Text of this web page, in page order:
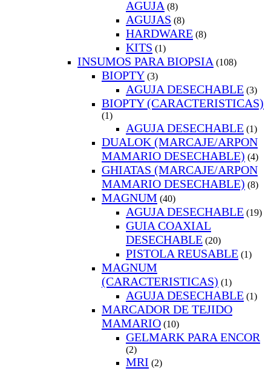
AGUJA (8)
AGUJAS (8)
HARDWARE (8)
KITS (1)
INSUMOS PARA BIOPSIA (108)
BIOPTY (3)
AGUJA DESECHABLE (3)
BIOPTY (CARACTERISTICAS)
(1)
AGUJA DESECHABLE (1)
DUALOK (MARCAJE/ARPON
MAMARIO DESECHABLE) (4)
GHIATAS (MARCAJE/ARPON
MAMARIO DESECHABLE) (8)
MAGNUM (40)
AGUJA DESECHABLE (19)
GUIA COAXIAL
DESECHABLE (20)
PISTOLA REUSABLE (1)
MAGNUM
(CARACTERISTICAS) (1)
AGUJA DESECHABLE (1)
MARCADOR DE TEJIDO
MAMARIO (10)
GELMARK PARA ENCOR
(2)
MRI (2)